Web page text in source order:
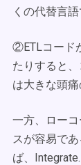
くの代替言
②ETLコード
たりすると
は大きな頭痛
一方、ロー
スが容易で
ば、